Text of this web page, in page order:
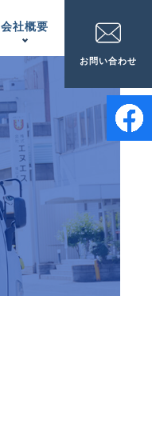
会社概要
お問い合わせ